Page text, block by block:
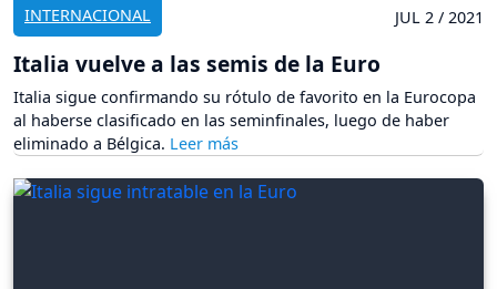
INTERNACIONAL JUL 2 / 2021
Italia vuelve a las semis de la Euro
Italia sigue confirmando su rótulo de favorito en la Eurocopa
al haberse clasificado en las seminfinales, luego de haber
eliminado a Bélgica.